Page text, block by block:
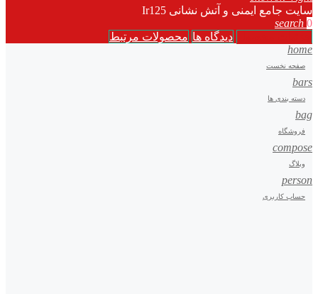
سایت جامع ایمنی و آتش نشانی Ir125
search 0
دیدگاه ها محصولات مرتبط
home
صفحه نخست
bars
دسته بندی ها
bag
فروشگاه
compose
وبلاگ
person
حساب کاربری